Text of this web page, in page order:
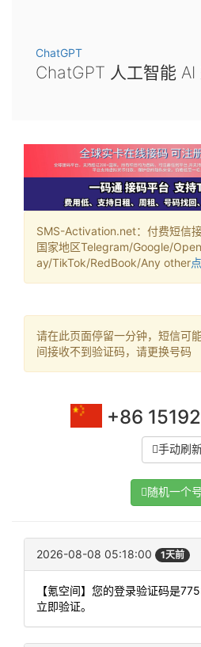
ChatGPT
ChatGPT 人工智能 AI
SMS-Activation.net：付费短信
国家地区Telegram/Google/
ay/TikTok/RedBook/Any other
请在此页面停留一分钟，短信可
间接收不到验证码，请更换号码
+86
手动刷
随机一个
2026-08-08 05:18:00 1天前
【氪空间】您的登录验证码是
立即验证。